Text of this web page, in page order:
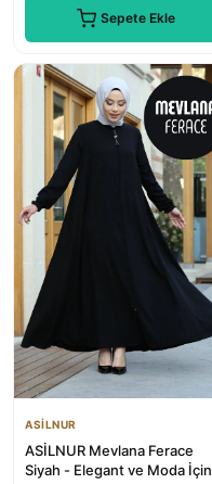
Sepete Ekle
ASİLNUR
ASİLNUR Mevlana Ferace
Siyah - Elegant ve Moda İçin